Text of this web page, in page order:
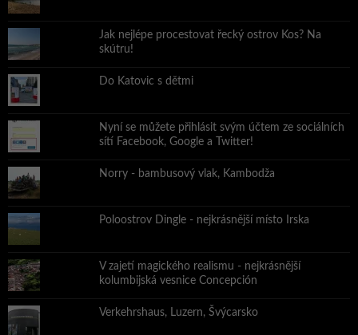
Jak nejlépe procestovat řecký ostrov Kos? Na
skútru!
Do Katovic s dětmi
Nyní se můžete přihlásit svým účtem ze sociálních
sítí Facebook, Google a Twitter!
Norry - bambusový vlak, Kambodža
Poloostrov Dingle - nejkrásnější místo Irska
V zajetí magického realismu - nejkrásnější
kolumbijská vesnice Concepción
Verkehrshaus, Luzern, Švýcarsko